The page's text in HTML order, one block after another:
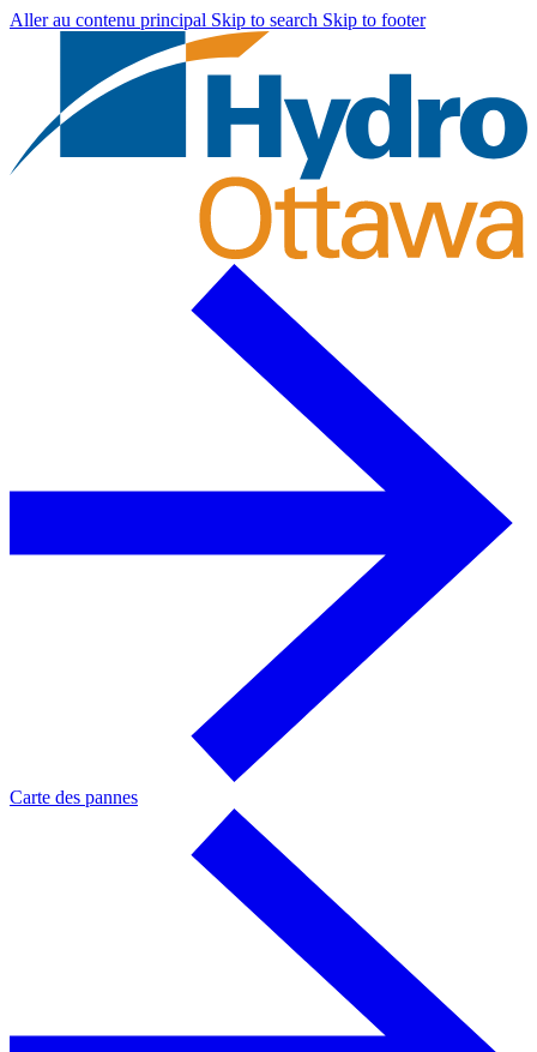
Aller au contenu principal Skip to search Skip to footer
Carte des pannes